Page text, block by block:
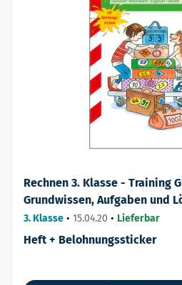
Rechnen 3. Klasse - Training
Grundwissen, Aufgaben und
3. Klasse • 15.04.20 • Lieferbar
Heft + Belohnungssticker